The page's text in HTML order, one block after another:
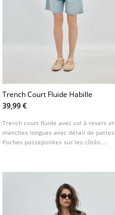
Trench Court Fluide Habille
39,99 €
Trench court fluide avec col à revers et
manches longues avec détail de pattes.
Poches passepoilées sur les côtés.